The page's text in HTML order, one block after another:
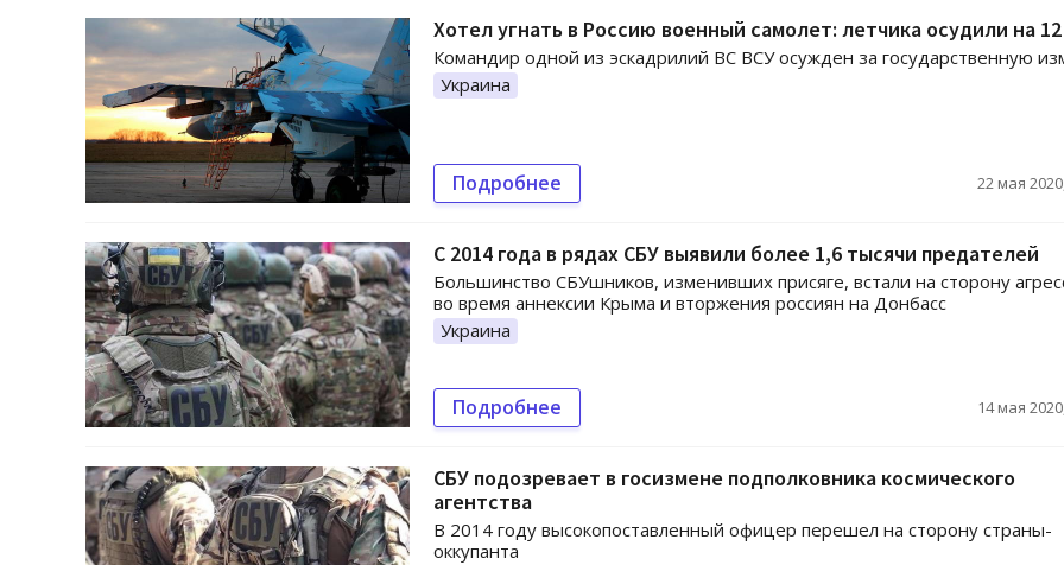
Хотел угнать в Россию военный самолет: летчика осудили на
Командир одной из эскадрилий ВС ВСУ осужден за государственную
Украина
Подробнее 22 мая
С 2014 года в рядах СБУ выявили более 1,6 тысячи предателей
Большинство СБУшников, изменивших присяге, встали на сторону
во время аннексии Крыма и вторжения россиян на Донбасс
Украина
Подробнее 14 мая
СБУ подозревает в госизмене подполковника космического
агентства
В 2014 году высокопоставленный офицер перешел на сторону страны-
оккупанта